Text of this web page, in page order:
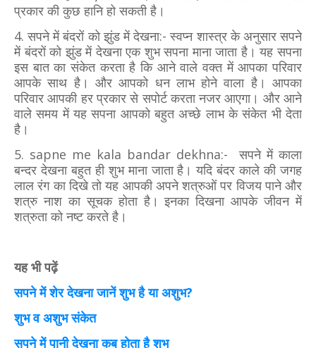
प्रकार की कुछ हानि हो सकती है।
4. सपने में बंदरों को झुंड में देखना:- स्वप्न शास्त्र के अनुसार सपने
में बंदरों को झुंड में देखना एक शुभ सपना माना जाता है। यह सपना
इस बात का संकेत करता है कि आने वाले वक्त में आपका परिवार
आपके साथ है। और आपको धन लाभ होने वाला है। आपका
परिवार आपकी हर प्रकार से सपोर्ट करता नजर आएगा। और आने
वाले समय में यह सपना आपको बहुत अच्छे लाभ के संकेत भी देता
है।
5. sapne me kala bandar dekhna:- सपने में काला
बन्दर देखना बहुत ही शुभ माना जाता है। यदि बंदर काले की जगह
लाल रंग का दिखे तो यह आपकी अपने शत्रुओं पर विजय पाने और
शत्रु नाश का सूचक होता है। इनका दिखना आपके जीवन में
शत्रुता को नष्ट करते है।
यह भी पढ़ें
सपने में शेर देखना जानें शुभ है या अशुभ?
शुभ व अशुभ संकेत
सपने में पानी देखना कब होता है शुभ